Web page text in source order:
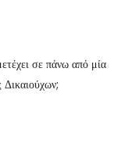
σε πάνω από μία
Δικαιούχων;